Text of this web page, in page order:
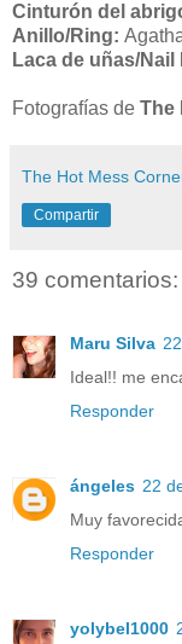
Cinturón del
Anillo/Ring:
Laca de uñas/Nail
Fotografías de The
The Hot Mess
Compartir
39 comentarios:
Maru Silva
Ideal!! me
Responder
ángeles 22
Muy
Responder
yolybel1000